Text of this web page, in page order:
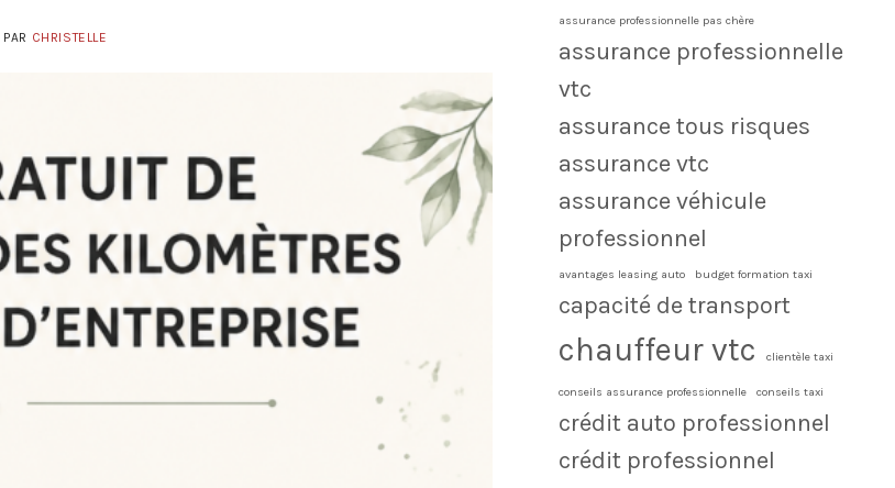
PAR CHRISTELLE
assurance professionnelle pas chère
assurance professionnelle
vtc
assurance tous risques
assurance vtc
assurance véhicule
professionnel
avantages leasing auto budget formation taxi
capacité de transport
chauffeur vtc clientèle taxi
conseils assurance professionnelle conseils taxi
crédit auto professionnel
crédit professionnel